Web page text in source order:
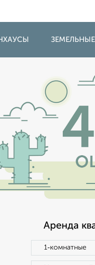
Аренда
1‑комнатные